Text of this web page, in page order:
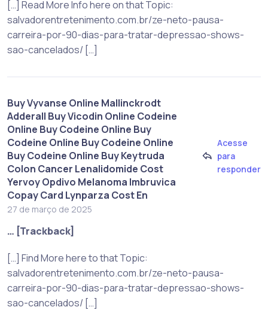
[…] Read More Info here on that Topic:
salvadorentretenimento.com.br/ze-neto-pausa-
carreira-por-90-dias-para-tratar-depressao-shows-
sao-cancelados/ […]
Buy Vyvanse Online Mallinckrodt
Adderall Buy Vicodin Online Codeine
Online Buy Codeine Online Buy
Codeine Online Buy Codeine Online
Buy Codeine Online Buy Keytruda
Colon Cancer Lenalidomide Cost
Yervoy Opdivo Melanoma Imbruvica
Copay Card Lynparza Cost En
27 de março de 2025
Acesse
para
responder
… [Trackback]
[…] Find More here to that Topic:
salvadorentretenimento.com.br/ze-neto-pausa-
carreira-por-90-dias-para-tratar-depressao-shows-
sao-cancelados/ […]